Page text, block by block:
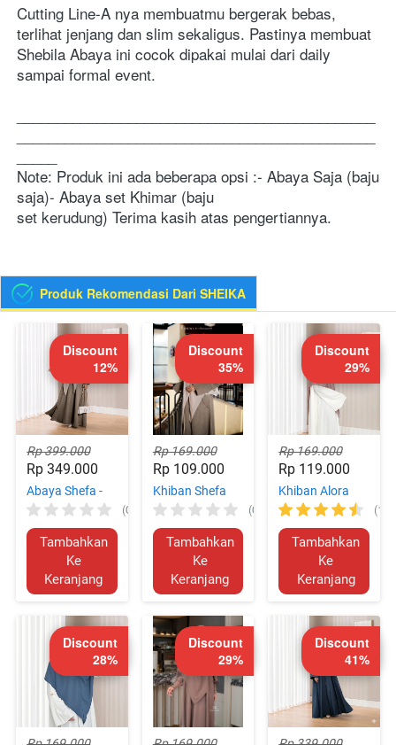
Cutting Line-A nya membuatmu bergerak bebas,
terlihat jenjang dan slim sekaligus. Pastinya membuat
Shebila Abaya ini cocok dipakai mulai dari daily
sampai formal event.
Note: Produk ini ada beberapa opsi :- Abaya Saja (baju
saja)- Abaya set Khimar (baju
set kerudung) Terima kasih atas pengertiannya.
Produk Rekomendasi Dari SHEIKA
Rp 399.000
Rp 349.000
Abaya Shefa -
[NEW LAUNCH]
(0)
Tambahkan
Ke
Keranjang
Discount
12%
Rp 169.000
Rp 109.000
Khiban Shefa
[NEW LAUNCH]
(0)
Tambahkan
Ke
Keranjang
Discount
35%
Rp 169.000
Rp 119.000
Khiban Alora
(Babydoll
(10)
Tambahkan
Ke
Keranjang
Discount
29%
Discount
28%
Discount
29%
Discount
41%